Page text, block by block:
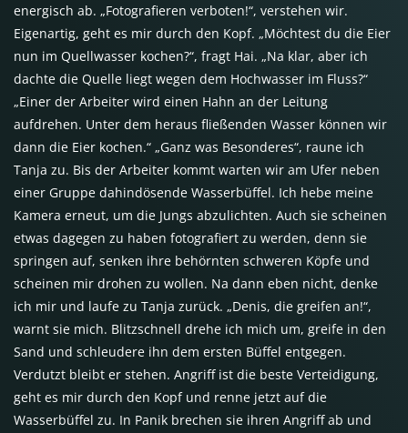
energisch ab. „Fotografieren verboten!“, verstehen wir.
Eigenartig, geht es mir durch den Kopf. „Möchtest du die Eier
nun im Quellwasser kochen?“, fragt Hai. „Na klar, aber ich
dachte die Quelle liegt wegen dem Hochwasser im Fluss?“
„Einer der Arbeiter wird einen Hahn an der Leitung
aufdrehen. Unter dem heraus fließenden Wasser können wir
dann die Eier kochen.“ „Ganz was Besonderes“, raune ich
Tanja zu. Bis der Arbeiter kommt warten wir am Ufer neben
einer Gruppe dahindösende Wasserbüffel. Ich hebe meine
Kamera erneut, um die Jungs abzulichten. Auch sie scheinen
etwas dagegen zu haben fotografiert zu werden, denn sie
springen auf, senken ihre behörnten schweren Köpfe und
scheinen mir drohen zu wollen. Na dann eben nicht, denke
ich mir und laufe zu Tanja zurück. „Denis, die greifen an!“,
warnt sie mich. Blitzschnell drehe ich mich um, greife in den
Sand und schleudere ihn dem ersten Büffel entgegen.
Verdutzt bleibt er stehen. Angriff ist die beste Verteidigung,
geht es mir durch den Kopf und renne jetzt auf die
Wasserbüffel zu. In Panik brechen sie ihren Angriff ab und